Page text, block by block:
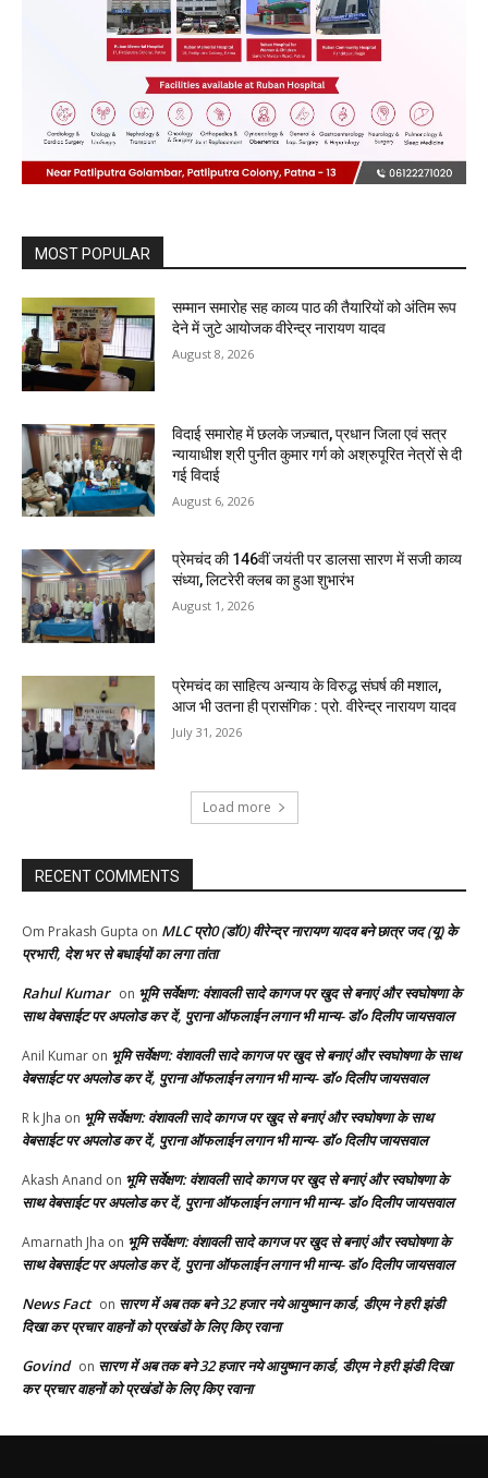
MOST POPULAR
सम्मान समारोह सह काव्य पाठ की तैयारियों को अंतिम रूप
देने में जुटे आयोजक वीरेन्द्र नारायण यादव
August 8, 2026
विदाई समारोह में छलके जज़्बात, प्रधान जिला एवं सत्र
न्यायाधीश श्री पुनीत कुमार गर्ग को अश्रुपूरित नेत्रों से दी
गई विदाई
August 6, 2026
प्रेमचंद की 146वीं जयंती पर डालसा सारण में सजी काव्य
संध्या, लिटरेरी क्लब का हुआ शुभारंभ
August 1, 2026
प्रेमचंद का साहित्य अन्याय के विरुद्ध संघर्ष की मशाल,
आज भी उतना ही प्रासंगिक : प्रो. वीरेन्द्र नारायण यादव
July 31, 2026
Load more
RECENT COMMENTS
Om Prakash Gupta on MLC प्रो0 (डॉ0) वीरेन्द्र नारायण यादव बने छात्र जद (यू) के
प्रभारी, देश भर से बधाईयों का लगा तांता
Rahul Kumar on भूमि सर्वेक्षण: वंशावली सादे कागज पर खुद से बनाएं और स्वघोषणा के
साथ वेबसाईट पर अपलोड कर दें, पुराना ऑफलाईन लगान भी मान्य- डॉ० दिलीप जायसवाल
Anil Kumar on भूमि सर्वेक्षण: वंशावली सादे कागज पर खुद से बनाएं और स्वघोषणा के साथ
वेबसाईट पर अपलोड कर दें, पुराना ऑफलाईन लगान भी मान्य- डॉ० दिलीप जायसवाल
R k Jha on भूमि सर्वेक्षण: वंशावली सादे कागज पर खुद से बनाएं और स्वघोषणा के साथ
वेबसाईट पर अपलोड कर दें, पुराना ऑफलाईन लगान भी मान्य- डॉ० दिलीप जायसवाल
Akash Anand on भूमि सर्वेक्षण: वंशावली सादे कागज पर खुद से बनाएं और स्वघोषणा के
साथ वेबसाईट पर अपलोड कर दें, पुराना ऑफलाईन लगान भी मान्य- डॉ० दिलीप जायसवाल
Amarnath Jha on भूमि सर्वेक्षण: वंशावली सादे कागज पर खुद से बनाएं और स्वघोषणा के
साथ वेबसाईट पर अपलोड कर दें, पुराना ऑफलाईन लगान भी मान्य- डॉ० दिलीप जायसवाल
News Fact on सारण में अब तक बने 32 हजार नये आयुष्मान कार्ड, डीएम ने हरी झंडी
दिखा कर प्रचार वाहनों को प्रखंडों के लिए किए रवाना
Govind on सारण में अब तक बने 32 हजार नये आयुष्मान कार्ड, डीएम ने हरी झंडी दिखा
कर प्रचार वाहनों को प्रखंडों के लिए किए रवाना